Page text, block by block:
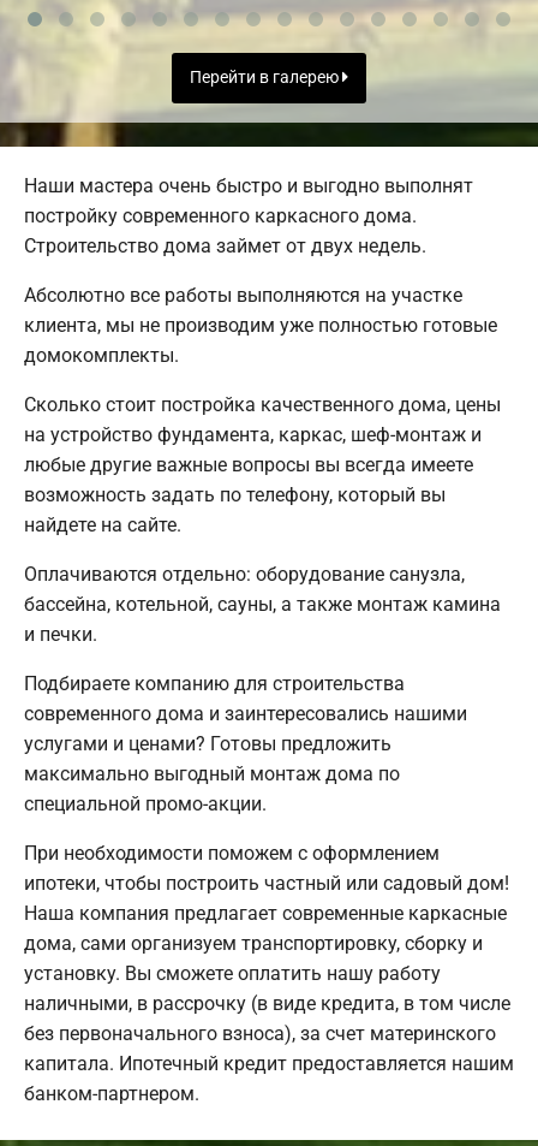
Перейти в галерею
Наши мастера очень быстро и выгодно выполнят
постройку современного каркасного дома.
Строительство дома займет от двух недель.
Абсолютно все работы выполняются на участке
клиента, мы не производим уже полностью готовые
домокомплекты.
Сколько стоит постройка качественного дома, цены
на устройство фундамента, каркас, шеф-монтаж и
любые другие важные вопросы вы всегда имеете
возможность задать по телефону, который вы
найдете на сайте.
Оплачиваются отдельно: оборудование санузла,
бассейна, котельной, сауны, а также монтаж камина
и печки.
Подбираете компанию для строительства
современного дома и заинтересовались нашими
услугами и ценами? Готовы предложить
максимально выгодный монтаж дома по
специальной промо-акции.
При необходимости поможем с оформлением
ипотеки, чтобы построить частный или садовый дом!
Наша компания предлагает современные каркасные
дома, сами организуем транспортировку, сборку и
установку. Вы сможете оплатить нашу работу
наличными, в рассрочку (в виде кредита, в том числе
без первоначального взноса), за счет материнского
капитала. Ипотечный кредит предоставляется нашим
банком-партнером.